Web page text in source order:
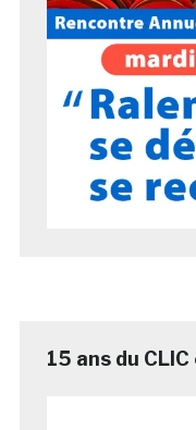
15 ans du